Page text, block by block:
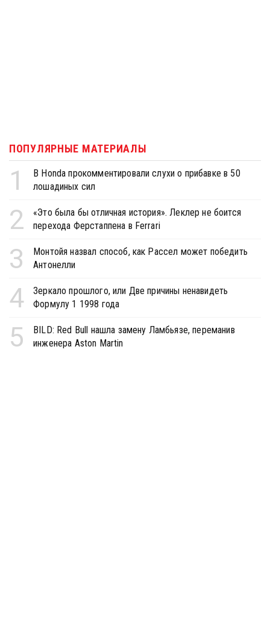
ПОПУЛЯРНЫЕ МАТЕРИАЛЫ
1
В Honda прокомментировали слухи о прибавке в 50
лошадиных сил
2
«Это была бы отличная история». Леклер не боится
перехода Ферстаппена в Ferrari
3
Монтойя назвал способ, как Рассел может победить
Антонелли
4
Зеркало прошлого, или Две причины ненавидеть
Формулу 1 1998 года
5
BILD: Red Bull нашла замену Ламбьязе, переманив
инженера Aston Martin